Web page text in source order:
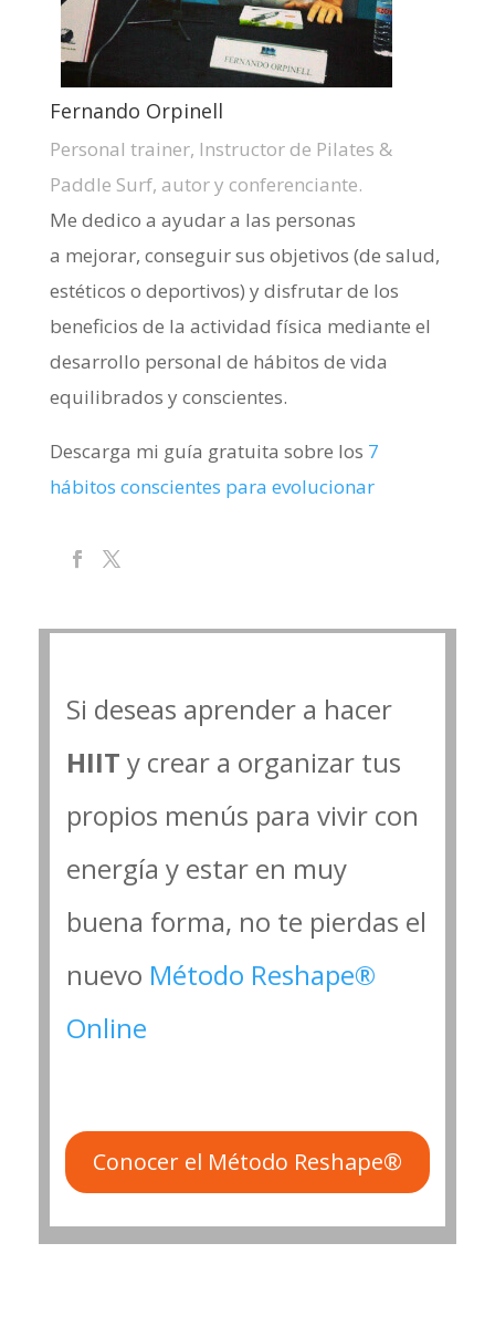
Fernando Orpinell
Personal trainer, Instructor de Pilates &
Paddle Surf, autor y conferenciante.
Me dedico a ayudar a las personas
a mejorar, conseguir sus objetivos (de salud,
estéticos o deportivos) y disfrutar de los
beneficios de la actividad física mediante el
desarrollo personal de hábitos de vida
equilibrados y conscientes.
Descarga mi guía gratuita sobre los 7
hábitos conscientes para evolucionar
Si deseas aprender a hacer
HIIT y crear a organizar tus
propios menús para vivir con
energía y estar en muy
buena forma, no te pierdas el
nuevo Método Reshape®
Online
Conocer el Método Reshape®